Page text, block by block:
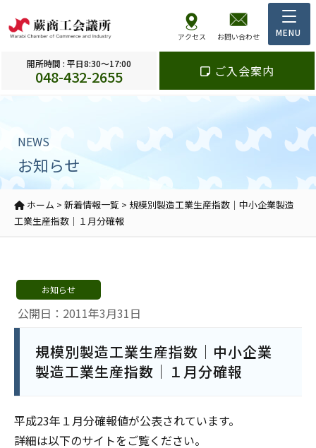
アクセス お問い合わせ
開所時間 : 平日8:30～17:00
048-432-2655 ご入会案内
NEWS
お知らせ
ホーム > 新着情報一覧 > 規模別製造工業生産指数｜中小企業製造
工業生産指数｜１月分確報
公開日：2011年3月31日
お知らせ
規模別製造工業生産指数｜中小企業
製造工業生産指数｜１月分確報
平成23年１月分確報値が公表されています。
詳細は以下のサイトをご覧ください。